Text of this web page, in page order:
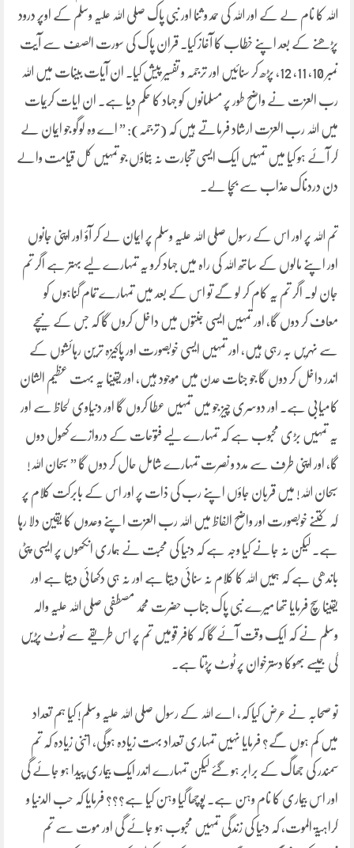
اللہ کا نام لے کے اور اللہ کی حمد و ثنا اور نبی پاک صلی اللہ علیہ وسلم کے اوپر درود
پڑھنے کے بعد اپنے خطاب کا آغاز کیا۔ قران پاک کی سورت الصف سے آیت
نمبر 10، 11، 12، پڑھ کر سنائیں اور ترجمہ و تفسیر پیش کیا۔ ان آیات بینات میں اللہ
رب العزت نے واضح طور پر مسلمانوں کو جہاد کا حکم دیا ہے۔ ان ایات کریمات
میں اللہ رب العزت ارشاد فرماتے ہیں کہ (ترجمہ): ” اے وہ لوگو جو ایمان لے
کر آئے ہو کیا میں تمہیں ایک ایسی تجارت نہ بتاؤں جو تمہیں کل قیامت والے
دن دردناک عذاب سے بچا لے۔
تم اللہ پر اور اس کے رسول صلی اللہ علیہ وسلم پر ایمان لے کر آؤ اور اپنی جانوں
اور اپنے مالوں کے ساتھ اللہ کی راہ میں جہاد کرو یہ تمہارے لیے بہتر ہے اگر تم
جان لو۔ اگر تم یہ کام کر لو گے تو اس کے بعد میں تمہارے تمام گناہوں کو
معاف کر دوں گا، اور تمہیں ایسی جنتوں میں داخل کروں گا کہ جس کے نیچے
سے نہریں بہ رہی ہیں، اور تمہیں ایسی خوبصورت اور پاکیزہ ترین رہائشوں کے
اندر داخل کر دوں گا جو جنات عدن میں موجود ہیں، اور یقینا یہ بہت عظیم الشان
کامیابی ہے۔ اور دوسری چیز جو میں تمہیں عطا کروں گا اور دنیاوی لحاظ سے اور
یہ تمہیں بڑی محبوب ہے کہ تمہارے لیے فتوحات کے دروازے کھول دوں
گا، اور اپنی طرف سے مدد و نصرت تمہارے شامل حال کر دوں گا ” سبحان اللہ!
سبحان اللہ! میں قربان جاؤں اپنے رب کی ذات پر اور اس کے بابرکت کلام پر
کہ کتنے خوبصورت اور واضح الفاظ میں اللہ رب العزت اپنے وعدوں کا یقین دلا رہا
ہے۔ لیکن نہ جانے کیا وجہ ہے کہ دنیا کی محبت نے ہماری انکھوں پر ایسی پٹی
باندھی ہے کہ ہمیں اللہ کا کلام نہ سنائی دیتا ہے اور نہ ہی دکھائی دیتا ہے اور
یقینا سچ فرمایا تھا میرے نبی پاک جناب حضرت محمد مصطفی صلی اللہ علیہ والہ
وسلم نے کہ ایک وقت آئے گا کہ کافر قومیں تم پر اس طریقے سے ٹوٹ پڑیں
گی جیسے بھوکا دسترخوان پر ٹوٹ پڑتا ہے۔
تو صحابہ نے عرض کیا کہ، اے اللہ کے رسول صلی اللہ علیہ وسلم! کیا ہم تعداد
میں کم ہوں گے؟ فرمایا نہیں تمہاری تعداد بہت زیادہ ہوگی، اتنی زیادہ کہ تم
سمندر کی جھاگ کے برابر ہو گئے لیکن تمہارے اندر ایک بیماری پیدا ہو جائے گی
اور اس بیماری کا نام وہن ہے۔ پوچھا گیا وہن کیا ہے؟؟؟ فرمایا کہ حب الدنیا و
کراہیۃ الموت، کہ دنیا کی زندگی تمہیں محبوب ہو جائے گی اور موت سے تم